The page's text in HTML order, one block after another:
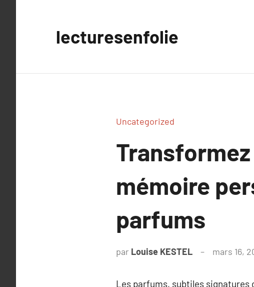
lecturesenfolie
Uncategorized
mémoire
parfums
par Louise KESTEL mars 16,
Les parfums, subtiles signatures